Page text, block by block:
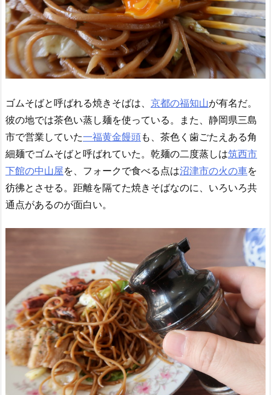
ゴムそばと呼ばれる焼きそばは、 京都の福知山が有名だ。
彼の地では茶色い蒸し麺を使っている。また、静岡県三島
市で営業していた一福黄金饅頭も、茶色く歯ごたえある角
細麺でゴムそばと呼ばれていた。乾麺の二度蒸しは筑西市
下館の中山屋を、フォークで食べる点は沼津市の火の車を
彷彿とさせる。距離を隔てた焼きそばなのに、いろいろ共
通点があるのが面白い。